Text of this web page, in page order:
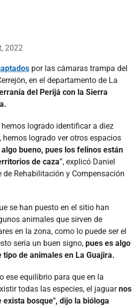
2022
por las cámaras trampa del
en el departamento de La
del Perijá con la Sierra
logrado identificar a diez
hemos logrado ver otros espacios
algo bueno, pues los felinos están
de caza”, explicó Daniel
de Rehabilitación y Compensación
se han puesto en el sitio han
animales que sirven de
en la zona, como lo puede ser el
sería un buen signo, pues es algo
de animales en La Guajira.
ese equilibrio para que en la
todas las especies, el jaguarnos
bosque", dijo la bióloga